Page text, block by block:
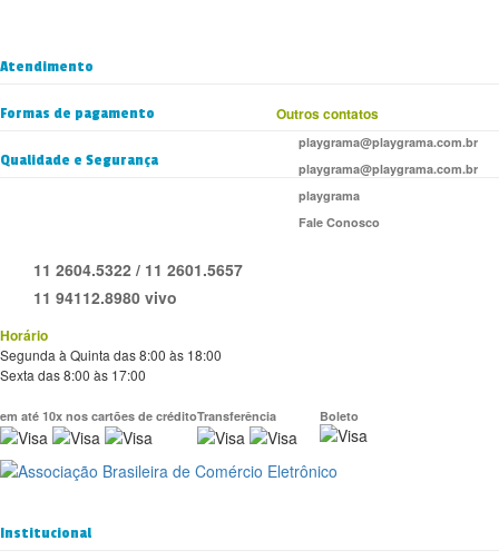
Atendimento
Outros contatos
playgrama@playgrama.com.br
playgrama@playgrama.com.br
playgrama
Fale Conosco
11 2604.5322 / 11 2601.5657
11 94112.8980 vivo
Horário
Segunda à Quinta das 8:00 às 18:00
Sexta das 8:00 às 17:00
Formas de pagamento
em até 10x nos cartões de créditoTransferência Boleto
Qualidade e Segurança
Institucional